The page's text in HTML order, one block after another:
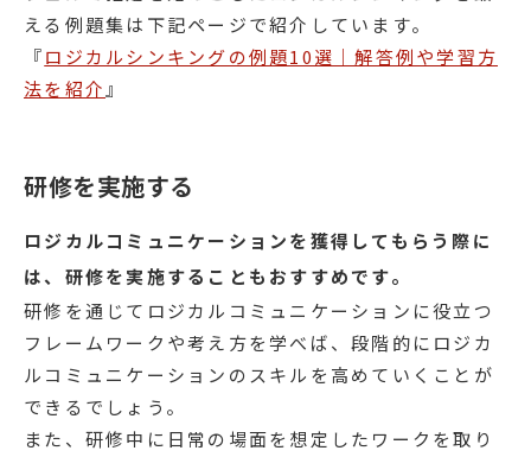
える例題集は下記ページで紹介しています。
『ロジカルシンキングの例題10選｜解答例や学習方
法を紹介』
研修を実施する
ロジカルコミュニケーションを獲得してもらう際に
は、研修を実施することもおすすめです。
研修を通じてロジカルコミュニケーションに役立つ
フレームワークや考え方を学べば、段階的にロジカ
ルコミュニケーションのスキルを高めていくことが
できるでしょう。
また、研修中に日常の場面を想定したワークを取り